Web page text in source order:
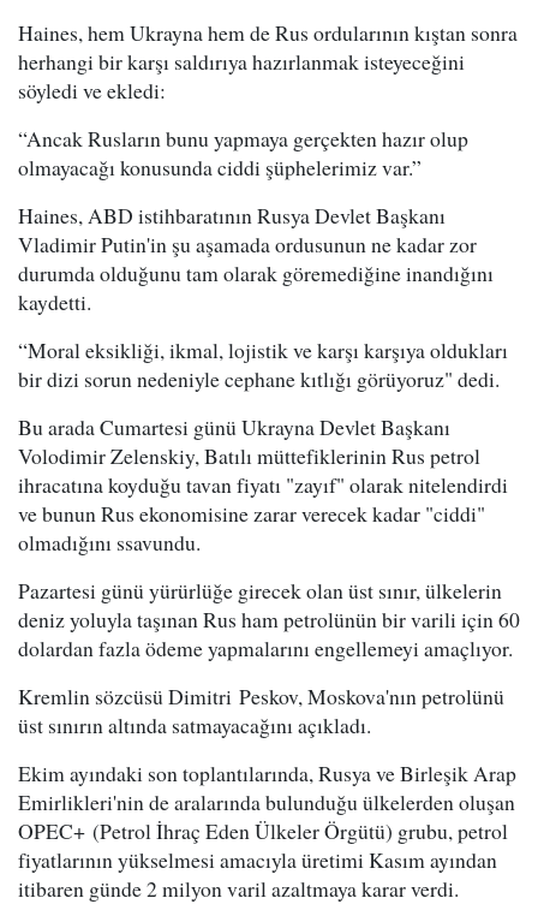
Haines, hem Ukrayna hem de Rus ordularının kıştan sonra
herhangi bir karşı saldırıya hazırlanmak isteyeceğini
söyledi ve ekledi:
“Ancak Rusların bunu yapmaya gerçekten hazır olup
olmayacağı konusunda ciddi şüphelerimiz var.”
Haines, ABD istihbaratının Rusya Devlet Başkanı
Vladimir Putin'in şu aşamada ordusunun ne kadar zor
durumda olduğunu tam olarak göremediğine inandığını
kaydetti.
“Moral eksikliği, ikmal, lojistik ve karşı karşıya oldukları
bir dizi sorun nedeniyle cephane kıtlığı görüyoruz" dedi.
Bu arada Cumartesi günü Ukrayna Devlet Başkanı
Volodimir Zelenskiy, Batılı müttefiklerinin Rus petrol
ihracatına koyduğu tavan fiyatı "zayıf" olarak nitelendirdi
ve bunun Rus ekonomisine zarar verecek kadar "ciddi"
olmadığını ssavundu.
Pazartesi günü yürürlüğe girecek olan üst sınır, ülkelerin
deniz yoluyla taşınan Rus ham petrolünün bir varili için 60
dolardan fazla ödeme yapmalarını engellemeyi amaçlıyor.
Kremlin sözcüsü Dimitri Peskov, Moskova'nın petrolünü
üst sınırın altında satmayacağını açıkladı.
Ekim ayındaki son toplantılarında, Rusya ve Birleşik Arap
Emirlikleri'nin de aralarında bulunduğu ülkelerden oluşan
O PEC+ (Petrol İhraç Eden Ülkeler Örgütü) grubu, petrol
fiyatlarının yükselmesi amacıyla üretimi Kasım ayından
itibaren günde 2 milyon varil azaltmaya karar verdi.